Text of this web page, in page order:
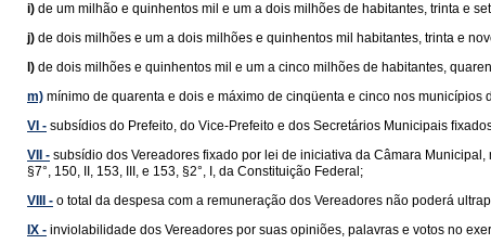
i) de um milhão e quinhentos mil e um a dois milhões de habitantes, trinta e
j) de dois milhões e um a dois milhões e quinhentos mil habitantes, trinta e
l) de dois milhões e quinhentos mil e um a cinco milhões de habitantes,
m) mínimo de quarenta e dois e máximo de cinqüenta e cinco nos municípios
VI - subsídios do Prefeito, do Vice-Prefeito e dos Secretários Municipais
VII - subsídio dos Vereadores fixado por lei de iniciativa da Câmara
§7°, 150, II, 153, III, e 153, §2°, I, da Constituição Federal;
VIII - o total da despesa com a remuneração dos Vereadores não poderá
IX - inviolabilidade dos Vereadores por suas opiniões, palavras e votos no